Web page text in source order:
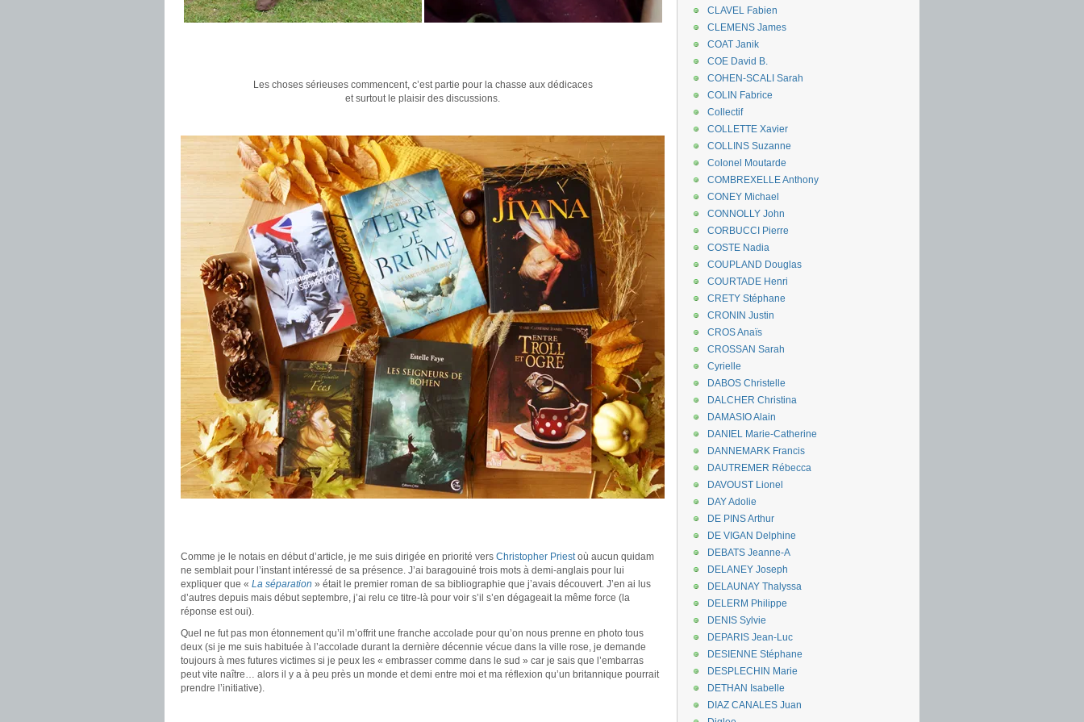
Les choses sérieuses commencent, c’est partie pour la chasse aux dédicaces
et surtout le plaisir des discussions.
Comme je le notais en début d’article, je me suis dirigée en priorité vers Christopher Priestoù aucun quidam
ne semblait pour l’instant intéressé de sa présence. J’ai baragouiné trois mots à demi-anglais pour lui
expliquer que « La séparation » était le premier roman de sa bibliographie que j’avais découvert. J’en ai lus
d’autres depuis mais début septembre, j’ai relu ce titre-là pour voir s’il s’en dégageait la même force (la
réponse est oui).
Quel ne fut pas mon étonnement qu’il m’offrit une franche accolade pour qu’on nous prenne en photo tous
deux (si je me suis habituée à l’accolade durant la dernière décennie vécue dans la ville rose, je demande
toujours à mes futures victimes si je peux les « embrasser comme dans le sud » car je sais que l’embarras
peut vite naître… alors il y a à peu près un monde et demi entre moi et ma réflexion qu’un britannique pourrait
prendre l’initiative).
CLAVEL Fabien
CLEMENS James
COAT Janik
COE David B.
COHEN-SCALI Sarah
COLIN Fabrice
Collectif
COLLETTE Xavier
COLLINS Suzanne
Colonel Moutarde
COMBREXELLE Anthony
CONEY Michael
CONNOLLY John
CORBUCCI Pierre
COSTE Nadia
COUPLAND Douglas
COURTADE Henri
CRETY Stéphane
CRONIN Justin
CROS Anaïs
CROSSAN Sarah
Cyrielle
DABOS Christelle
DALCHER Christina
DAMASIO Alain
DANIEL Marie-Catherine
DANNEMARK Francis
DAUTREMER Rébecca
DAVOUST Lionel
DAY Adolie
DE PINS Arthur
DE VIGAN Delphine
DEBATS Jeanne-A
DELANEY Joseph
DELAUNAY Thalyssa
DELERM Philippe
DENIS Sylvie
DEPARIS Jean-Luc
DESIENNE Stéphane
DESPLECHIN Marie
DETHAN Isabelle
DIAZ CANALES Juan